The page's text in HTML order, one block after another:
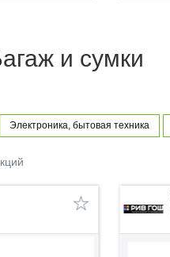
и сумки
Электроника, бытовая техника